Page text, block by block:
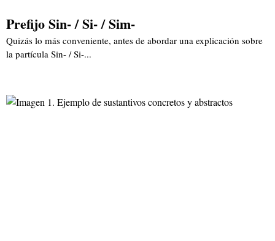
Prefijo Sin- / Si- / Sim-
Quizás lo más conveniente, antes de abordar una explicación sobre
la partícula Sin- / Si-...